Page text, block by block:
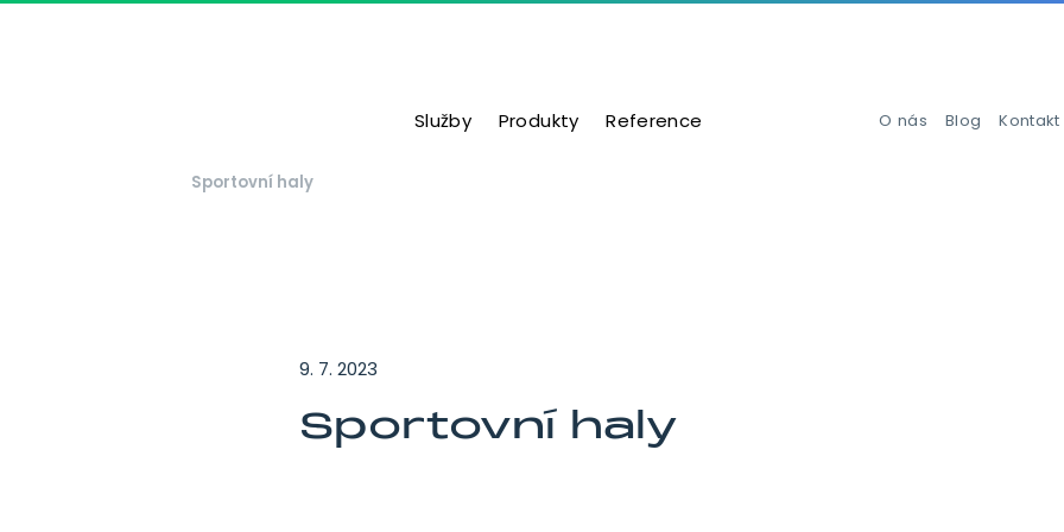
Služby Produkty Reference O nás Blog Kontakt
Sportovní haly
9. 7. 2023
Sportovní haly